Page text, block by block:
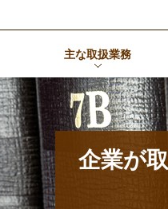
主な取扱業務
企業が